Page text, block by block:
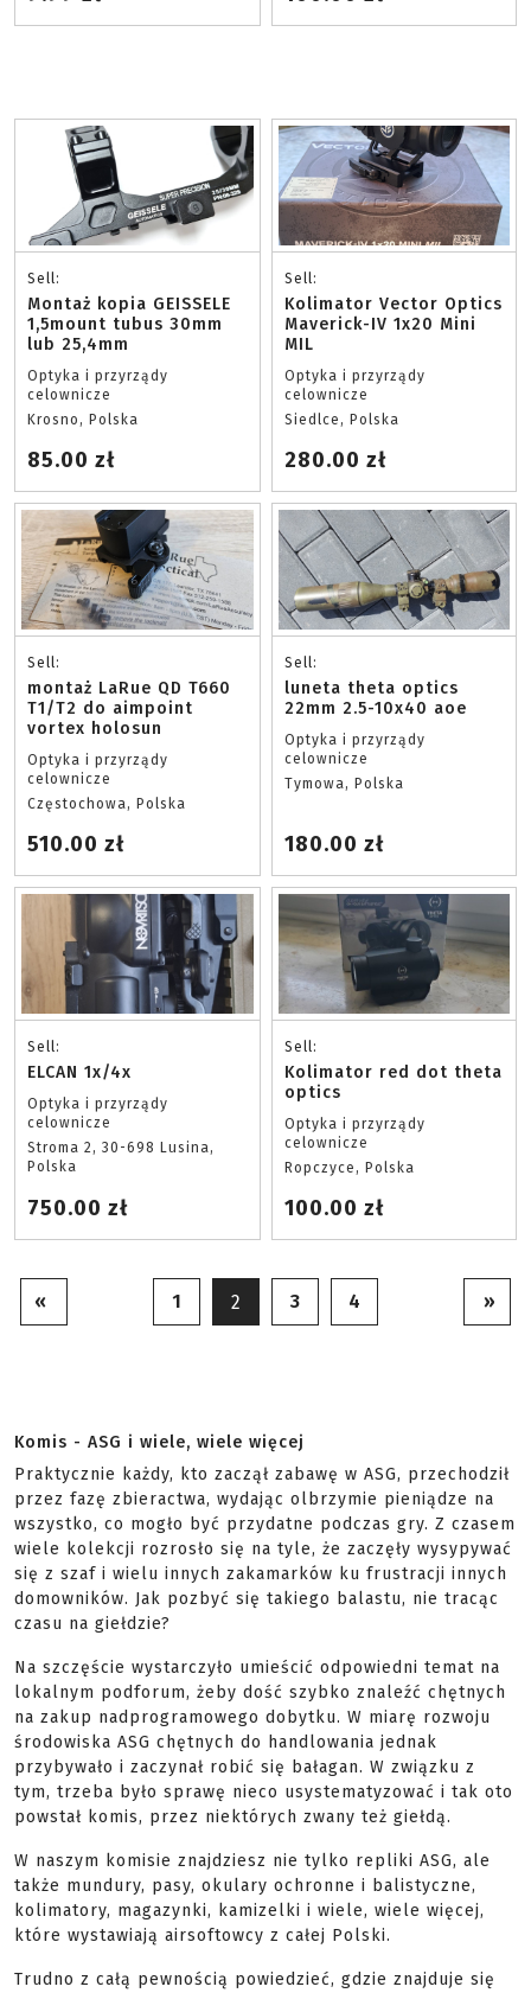
Sell:
Montaż kopia GEISSELE
1,5mount tubus 30mm
lub 25,4mm
Optyka i przyrządy
celownicze
Krosno, Polska
85.00 zł
Sell:
Kolimator Vector Optics
Maverick-IV 1x20 Mini
MIL
Optyka i przyrządy
celownicze
Siedlce, Polska
280.00 zł
Sell:
montaż LaRue QD T660
T1/T2 do aimpoint
vortex holosun
Optyka i przyrządy
celownicze
Częstochowa, Polska
510.00 zł
Sell:
luneta theta optics
22mm 2.5-10x40 aoe
Optyka i przyrządy
celownicze
Tymowa, Polska
180.00 zł
Sell:
ELCAN 1x/4x
Optyka i przyrządy
celownicze
Stroma 2, 30-698 Lusina,
Polska
750.00 zł
Sell:
Kolimator red dot theta
optics
Optyka i przyrządy
celownicze
Ropczyce, Polska
100.00 zł
« 1 2 3 4 »
Komis - ASG i wiele, wiele więcej
Praktycznie każdy, kto zaczął zabawę w ASG, przechodził
przez fazę zbieractwa, wydając olbrzymie pieniądze na
wszystko, co mogło być przydatne podczas gry. Z czasem
wiele kolekcji rozrosło się na tyle, że zaczęły wysypywać
się z szaf i wielu innych zakamarków ku frustracji innych
domowników. Jak pozbyć się takiego balastu, nie tracąc
czasu na giełdzie?
Na szczęście wystarczyło umieścić odpowiedni temat na
lokalnym podforum, żeby dość szybko znaleźć chętnych
na zakup nadprogramowego dobytku. W miarę rozwoju
środowiska ASG chętnych do handlowania jednak
przybywało i zaczynał robić się bałagan. W związku z
tym, trzeba było sprawę nieco usystematyzować i tak oto
powstał komis, przez niektórych zwany też giełdą.
W naszym komisie znajdziesz nie tylko repliki ASG, ale
także mundury, pasy, okulary ochronne i balistyczne,
kolimatory, magazynki, kamizelki i wiele, wiele więcej,
które wystawiają airsoftowcy z całej Polski.
Trudno z całą pewnością powiedzieć, gdzie znajduje się